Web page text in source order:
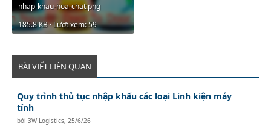
nhap-khau-hoa-chat.png
185.8 KB · Lượt xem: 59
BÀI VIẾT LIÊN QUAN
Quy trình thủ tục nhập khẩu các loại Linh kiện máy
tính
bởi3W Logistics,25/6/26